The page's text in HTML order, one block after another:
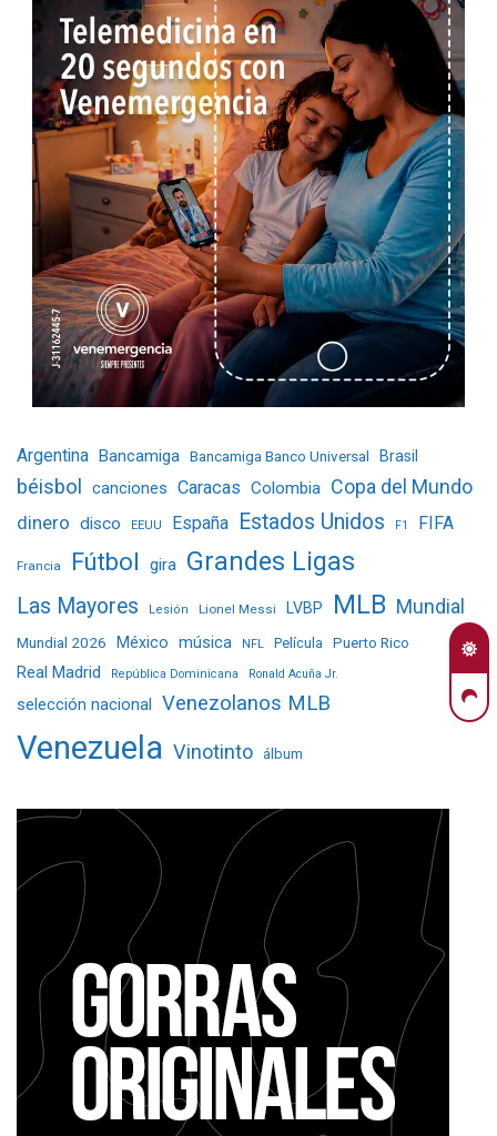
Argentina Bancamiga Bancamiga Banco Universal Brasil
béisbol canciones Caracas Colombia Copa del Mundo
dinero disco EEUU España Estados Unidos F1 FIFA
Francia Fútbol gira Grandes Ligas
Las Mayores Lesión Lionel Messi LVBP MLB Mundial
Mundial 2026 México música NFL Película Puerto Rico
Real Madrid República Dominicana Ronald Acuña Jr.
selección nacional Venezolanos MLB
Venezuela Vinotinto álbum